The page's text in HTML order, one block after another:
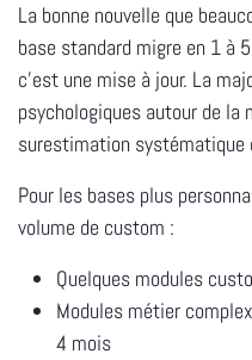
La bonne nouvelle que
base standard migre en 1 à
c'est une mise à jour. La
psychologiques autour de la
surestimation systématique
Pour les bases plus
volume de custom :
Quelques modules
Modules métier
4 mois